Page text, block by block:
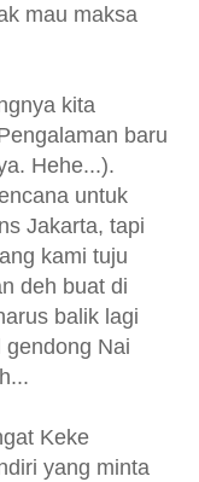
mau maksa
kita
baru
Hehe...).
untuk
Jakarta, tapi
kami tuju
deh buat di
balik lagi
Nai
Keke
yang minta